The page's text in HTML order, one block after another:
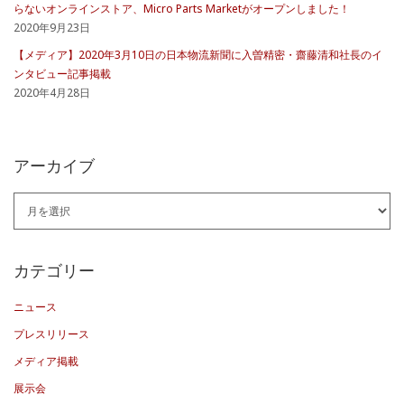
らないオンラインストア、Micro Parts Marketがオープンしました！
2020年9月23日
【メディア】2020年3月10日の日本物流新聞に入曽精密・齋藤清和社長のイ
ンタビュー記事掲載
2020年4月28日
アーカイブ
ー
カ
カテゴリー
ニュース
プレスリリース
メディア掲載
展示会